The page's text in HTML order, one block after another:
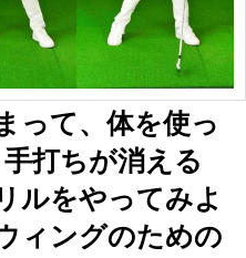
って、体を使っ
打ちが消える
ルをやってみよ
ィングのための